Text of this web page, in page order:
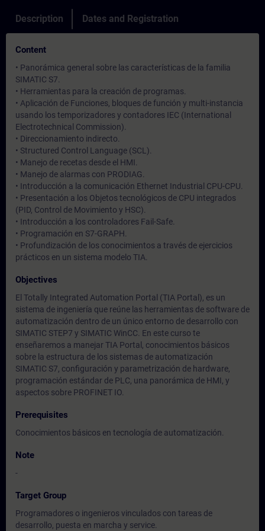
Description Dates and Registration
Content
• Panorámica general sobre las características de la familia
SIMATIC S7.
• Herramientas para la creación de programas.
• Aplicación de Funciones, bloques de función y multi-instancia
usando los temporizadores y contadores IEC (International
Electrotechnical Commission).
• Direccionamiento indirecto.
• Structured Control Language (SCL).
• Manejo de recetas desde el HMI.
• Manejo de alarmas con PRODIAG.
• Introducción a la comunicación Ethernet Industrial CPU-CPU.
• Presentación a los Objetos tecnológicos de CPU integrados
(PID, Control de Movimiento y HSC).
• Introducción a los controladores Fail-Safe.
• Programación en S7-GRAPH.
• Profundización de los conocimientos a través de ejercicios
prácticos en un sistema modelo TIA.
Objectives
El Totally Integrated Automation Portal (TIA Portal), es un
sistema de ingeniería que reúne las herramientas de software de
automatización dentro de un único entorno de desarrollo con
SIMATIC STEP7 y SIMATIC WinCC. En este curso te
enseñaremos a manejar TIA Portal, conocimientos básicos
sobre la estructura de los sistemas de automatización
SIMATIC S7, configuración y parametrización de hardware,
programación estándar de PLC, una panorámica de HMI, y
aspectos sobre PROFINET IO.
Prerequisites
Conocimientos básicos en tecnología de automatización.
Note
-
Target Group
Programadores o ingenieros vinculados con tareas de
desarrollo, puesta en marcha y service.